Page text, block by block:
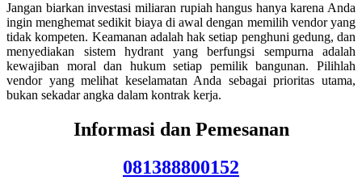
Jangan biarkan investasi miliaran rupiah hangus hanya karena Anda
ingin menghemat sedikit biaya di awal dengan memilih vendor yang
tidak kompeten. Keamanan adalah hak setiap penghuni gedung, dan
menyediakan sistem hydrant yang berfungsi sempurna adalah
kewajiban moral dan hukum setiap pemilik bangunan. Pilihlah
vendor yang melihat keselamatan Anda sebagai prioritas utama,
bukan sekadar angka dalam kontrak kerja.
Informasi dan Pemesanan
081388800152